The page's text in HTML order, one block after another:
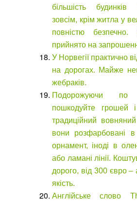
більшість
зовсім, крім житла у
повністю
прийнято на
У Норвегії практично
на дорогах. Майже
жебраків.
Подорожуючи по
пошкодуйте грошей
традиційний
вони розфарбовані в
орнамент, іноді в
або ламані лінії.
дорого, від 300 євро
якість.
Англійське слово